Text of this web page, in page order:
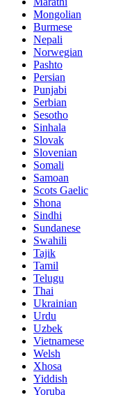
Mongolian
Burmese
Nepali
Norwegian
Pashto
Persian
Punjabi
Serbian
Sesotho
Sinhala
Slovak
Slovenian
Somali
Samoan
Scots Gaelic
Shona
Sindhi
Sundanese
Swahili
Tajik
Tamil
Telugu
Thai
Ukrainian
Urdu
Uzbek
Vietnamese
Welsh
Xhosa
Yiddish
Yoruba